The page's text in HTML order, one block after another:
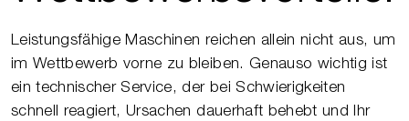
Leistungsfähige Maschinen reichen allein nicht aus, um
im Wettbewerb vorne zu bleiben. Genauso wichtig ist
ein technischer Service, der bei Schwierigkeiten
schnell reagiert, Ursachen dauerhaft behebt und Ihr